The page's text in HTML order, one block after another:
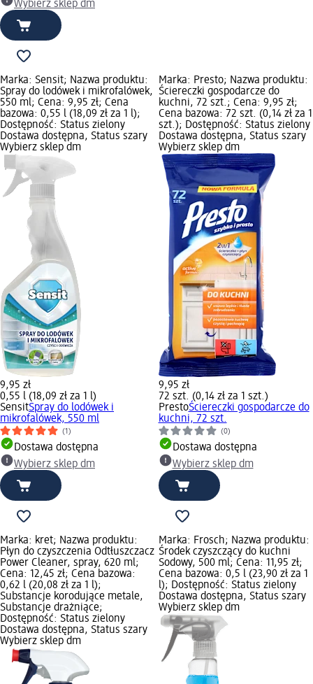
Wybierz sklep dm
Marka: Sensit; Nazwa produktu:
Spray do lodówek i mikrofalówek,
550 ml; Cena: 9,95 zł; Cena
bazowa: 0,55 l (18,09 zł za 1 l);
Dostępność: Status zielony
Dostawa dostępna, Status szary
Wybierz sklep dm
9,95 zł
0,55 l (18,09 zł za 1 l)
SensitSpray do lodówek i
mikrofalówek, 550 ml
(1)
Dostawa dostępna
Wybierz sklep dm
Marka: Presto; Nazwa produktu:
Ściereczki gospodarcze do
kuchni, 72 szt.; Cena: 9,95 zł;
Cena bazowa: 72 szt. (0,14 zł za 1
szt.); Dostępność: Status zielony
Dostawa dostępna, Status szary
Wybierz sklep dm
9,95 zł
72 szt. (0,14 zł za 1 szt.)
PrestoŚciereczki gospodarcze do
kuchni, 72 szt.
(0)
Dostawa dostępna
Wybierz sklep dm
Marka: kret; Nazwa produktu:
Płyn do czyszczenia Odtłuszczacz
Power Cleaner, spray, 620 ml;
Cena: 12,45 zł; Cena bazowa:
0,62 l (20,08 zł za 1 l);
Substancje korodujące metale,
Substancje drażniące;
Dostępność: Status zielony
Dostawa dostępna, Status szary
Wybierz sklep dm
Marka: Frosch; Nazwa produktu:
Środek czyszczący do kuchni
Sodowy, 500 ml; Cena: 11,95 zł;
Cena bazowa: 0,5 l (23,90 zł za 1
l); Dostępność: Status zielony
Dostawa dostępna, Status szary
Wybierz sklep dm